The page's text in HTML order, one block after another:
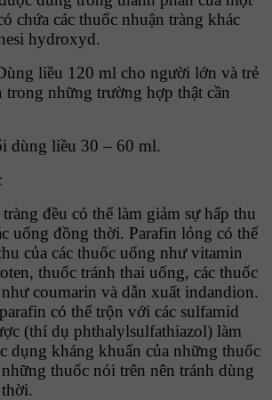
chứa các thuốc nhuận tràng khác
hydroxyd.
liều 120 ml cho người lớn và trẻ
trong những trường hợp thật cần
dùng liều 30 – 60 ml.
đều có thể làm giảm sự hấp thu
uống đồng thời. Parafin lỏng có thể
của các thuốc uống như vitamin
thuốc tránh thai uống, các thuốc
coumarin và dẫn xuất indandion.
có thể trộn với các sulfamid
(thí dụ phthalylsulfathiazol) làm
dụng kháng khuẩn của những thuốc
thuốc nói trên nên tránh dùng